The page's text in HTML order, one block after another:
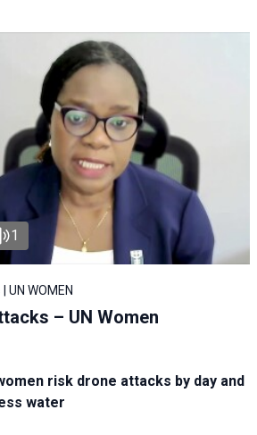
1
UN WOMEN
– UN Women
risk drone attacks by day and
water